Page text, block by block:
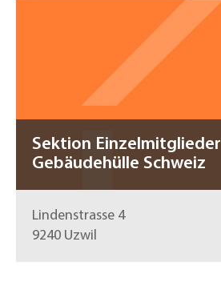
Sektion Einzelmitglieder
Gebäudehülle Schweiz
Lindenstrasse 4
9240 Uzwil